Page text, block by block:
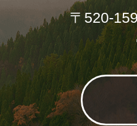
〒520-